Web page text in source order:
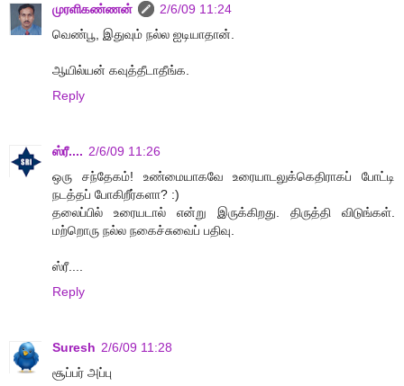
முரளிகண்ணன்
2/6/09 11:24
வெண்பூ, இதுவும் நல்ல ஐடியாதான்.
ஆயில்யன் கவுத்தீடாதீங்க.
Reply
ஸ்ரீ.... 2/6/09 11:26
ஒரு சந்தேகம்! உண்மையாகவே உரையாடலுக்கெதிராகப் போட்டி
நடத்தப் போகிறீர்களா? :)
தலைப்பில் உரையடால் என்று இருக்கிறது. திருத்தி விடுங்கள்.
மற்றொரு நல்ல நகைச்சுவைப் பதிவு.
ஸ்ரீ....
Reply
Suresh 2/6/09 11:28
சூப்பர் அப்பு